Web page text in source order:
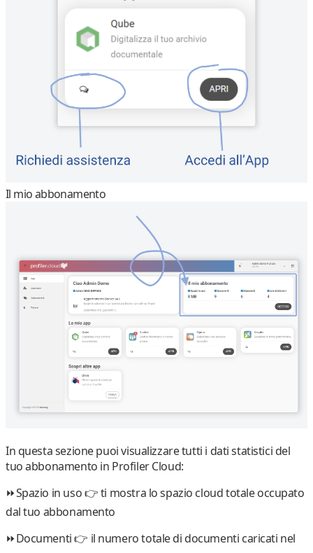
Il mio abbonamento
In questa sezione puoi visualizzare tutti i dati statistici del
tuo abbonamento in Profiler Cloud:
⏩Spazio in uso 👉ti mostra lo spazio cloud totale occupato
dal tuo abbonamento
⏩Documenti 👉 il numero totale di documenti caricati nel